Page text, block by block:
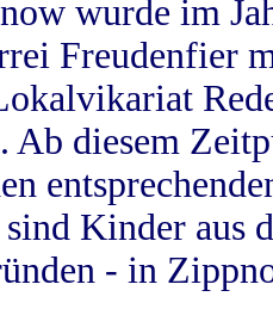
wurde im
Freudenfier
Ab diesem
Kinder aus
- in